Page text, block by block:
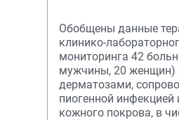
хроническими
Обобщены данные
клинико-
мониторинга 42
мужчины, 20 женщин)
дерматозами,
пиогенной
кожного покрова, в